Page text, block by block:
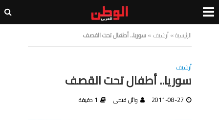
الرئيسية»أرشيف»سوريا.. أطفال تحت القصف
أرشيف
سوريا.. أطفال تحت القصف
2011-08-27 وائل فتحى 1 دقيقة